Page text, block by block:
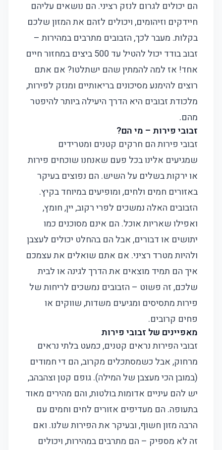
הם יכולים לגרום לנזק רציני. הם נושאים עליהם
חיידקים וזיהומים, ויכולים לזהם את המזון שלכם
בקלות. מעבר לכך, הזבובים מתרבים במהירות –
זבוב בודד יכול להטיל עד 500 ביצים במחזור חיים
אחד! אז למה להמתין שהם ישתלטו? אם אתם
רוצים להימנע מסיכונים בריאותיים ומנזק לפירות,
מלכודת זבובים היא הדרך היעילה ביותר להיפטר
מהם.
זבובי פירות – מי הם?
זבובי פירות הם חרקים קטנים ומטרידים
שמגיעים אלינו בכל פעם שאנחנו שוכחים פירות
או ירקות בשלים על השיש. הם נפוצים בעיקר
באזורים חמים ולחים, ומופיעים במיוחד בקיץ.
הזבובים האלה נמשכים לפרי רקוב, יין, חומץ,
ואפילו שאריות אוכל. הם אינם מסוכנים כמו
יתושים או דבורים, אבל הם בהחלט יכולים לעצבן
ולהיות מטרד רציני. אם אתם שואלים את עצמכם
איך הם תמיד מוצאים את הדרך לגינה או לבית
שלכם, זה פשוט – הזבובים נמשכים לריחות של
פירות מתסיסים ומגיעים משדות, שווקים או
פחים קרובים.
מאפיינים של זבובי פירות
זבובי הפירות נראים קטנים, כמעט בלתי נראים
מרחוק, אבל כשמסתכלים מקרוב, הם די חמודים
(במובן הכי מעצבן של המילה). גופם קטן וצהבהב,
יש להם עיניים אדומות בולטות, והם מהירים מאוד
בתעופה. הם מעדיפים אזורים לחים וחמים עם
הרבה מזון חשוף, ובעיקר את הפירות שלנו. ואם
זה לא מספיק – הם מתרבים במהירות, ויכולים